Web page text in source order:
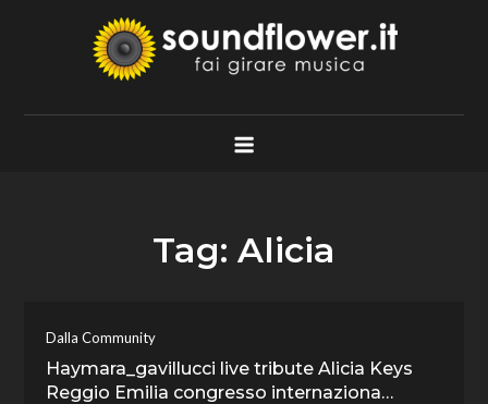
Soundflower.it
Fai Girare Musica
Tag: Alicia
Dalla Community
Haymara_gavillucci live tribute Alicia Keys
Reggio Emilia congresso internaziona…